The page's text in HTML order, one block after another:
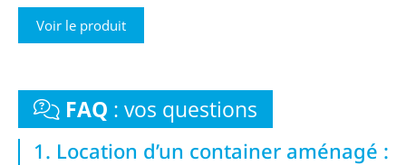
Voir le produit
FAQ : vos questions
1. Location d’un container aménagé :